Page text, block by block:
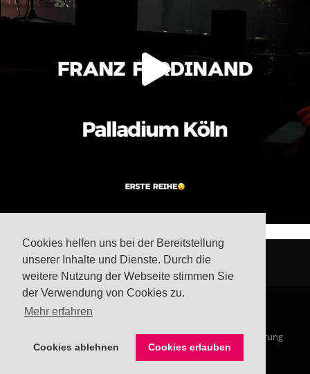
Cookies helfen uns bei der Bereitstellung
unserer Inhalte und Dienste. Durch die
weitere Nutzung der Webseite stimmen Sie
der Verwendung von Cookies zu.
Mehr erfahren
Cookies ablehnen Cookies erlauben
Impressum Datenschutzerklärung